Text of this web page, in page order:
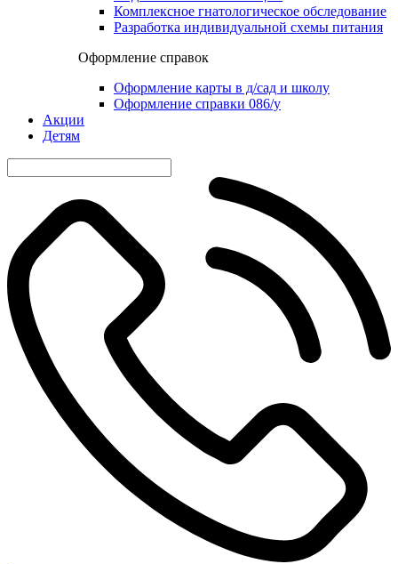
Комплексное гнатологическое обследование
Разработка индивидуальной схемы питания
Оформление справок
Оформление карты в д/сад и школу
Оформление справки 086/у
Акции
Детям